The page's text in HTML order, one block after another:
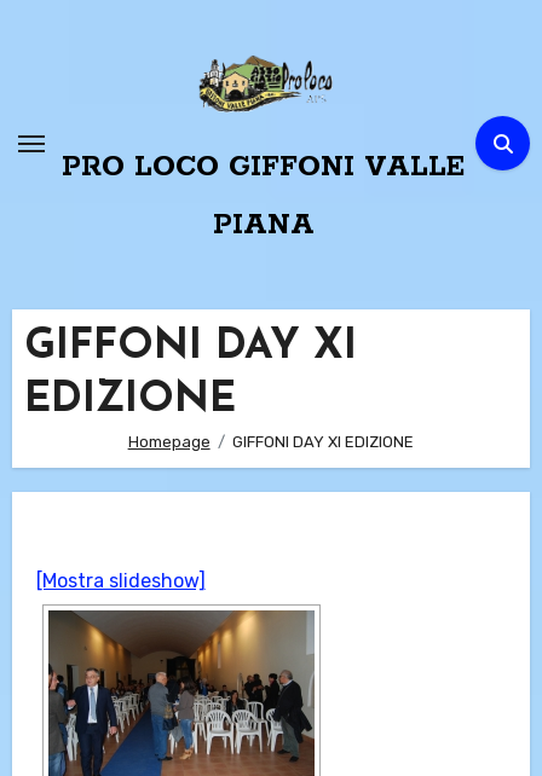
PRO LOCO GIFFONI VALLE
PIANA
GIFFONI DAY XI
EDIZIONE
Homepage GIFFONI DAY XI EDIZIONE
[Mostra slideshow]